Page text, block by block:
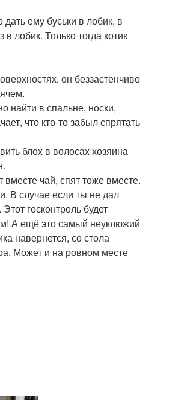
ему буськи в лобик, в
лобик. Только тогда котик
он беззастенчиво
найти в спальне, носки,
что кто-то забыл спрятать
блох в волосах хозяина
чай, спят тоже вместе.
В случае если ты не дал
госконтроль будет
А ещё это самый неуклюжий
навернется, со стола
Может и на ровном месте